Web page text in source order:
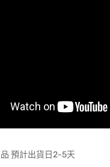
預計出貨日2-5天